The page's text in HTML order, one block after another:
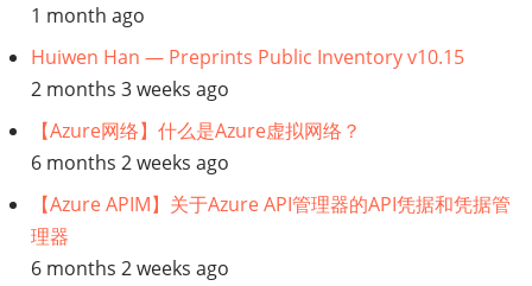
1 month ago
Huiwen Han — Preprints Public Inventory v10.15
2 months 3 weeks ago
【Azure网络】什么是Azure虚拟网络？
6 months 2 weeks ago
【Azure APIM】关于Azure API管理器的API凭据和凭据管
理器
6 months 2 weeks ago